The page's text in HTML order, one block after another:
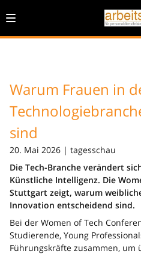
Warum Frauen in
sind
20. Mai 2026 | tagesschau
Die Tech-Branche verändert
Künstliche Intelligenz. Die
Stuttgart zeigt, warum
Innovation entscheidend sind.
Bei der Women of Tech
Studierende, Young
Führungskräfte zusammen,